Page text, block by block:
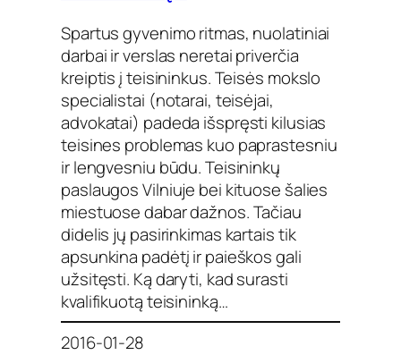
Spartus gyvenimo ritmas, nuolatiniai
darbai ir verslas neretai priverčia
kreiptis į teisininkus. Teisės mokslo
specialistai (notarai, teisėjai,
advokatai) padeda išspręsti kilusias
teisines problemas kuo paprastesniu
ir lengvesniu būdu. Teisininkų
paslaugos Vilniuje bei kituose šalies
miestuose dabar dažnos. Tačiau
didelis jų pasirinkimas kartais tik
apsunkina padėtį ir paieškos gali
užsitęsti. Ką daryti, kad surasti
kvalifikuotą teisininką…
2016-01-28